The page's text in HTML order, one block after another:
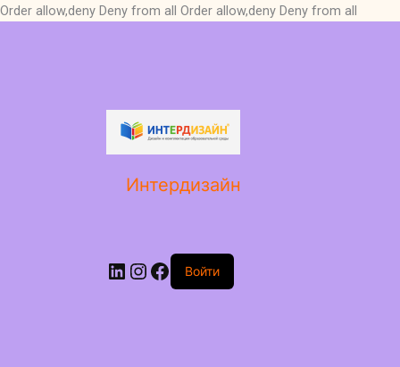
Order allow,deny Deny from all Order allow,deny Deny from all
Интердизайн
LinkedIn
Instagram
Facebook
Войти